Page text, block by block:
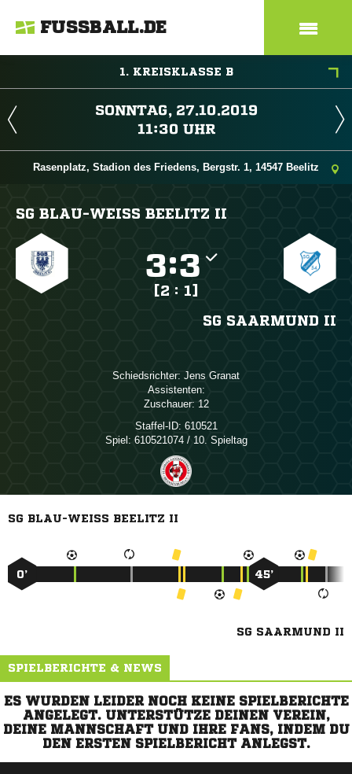
FUSSBALL.DE
1. KREISKLASSE B
 
 
Rasenplatz, Stadion des Friedens, Bergstr. 1, 14547 Beelitz
SG BLAU-WEISS BEELITZ II
:
[2 : 1]
SG SAARMUND II
Schiedsrichter:  
Assistenten:
Zuschauer: 12
Staffel-ID: 610521
Spiel: 610521074 / 10. Spieltag
SG BLAU-WEISS BEELITZ II
0’ 45’
SG SAARMUND II
SPIELBERICHTE & NEWS
ES WURDEN LEIDER NOCH KEINE SPIELBERICHTE
ANGELEGT. UNTERSTÜTZE DEINEN VEREIN,
DEINE MANNSCHAFT UND IHRE FANS, INDEM DU
DEN ERSTEN SPIELBERICHT ANLEGST.